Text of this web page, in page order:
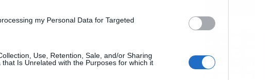
my Personal Data for Targeted
Use, Retention, Sale, and/or Sharing
Is Unrelated with the Purposes for which it